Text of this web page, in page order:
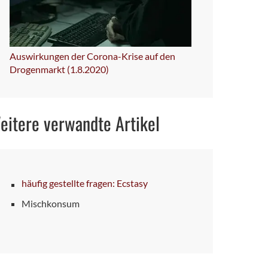
Auswirkungen der Corona-Krise auf den
Drogenmarkt (1.8.2020)
verwandte Artikel
häufig gestellte fragen: Ecstasy
Mischkonsum